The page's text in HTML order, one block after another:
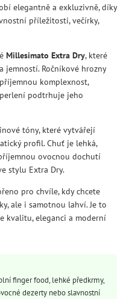
elegantně a exkluzivně, díky
příležitosti, večírky,
Millesimato Extra Dry, které
jemností. Ročníkové hrozny
komplexnost,
podtrhuje jeho
tóny, které vytvářejí
profil. Chuť je lehká,
ovocnou dochutí
stylu Extra Dry.
pro chvíle, kdy chcete
ale i samotnou lahví. Je to
kvalitu, eleganci a moderní
finger food, lehké předkrmy,
dezerty nebo slavnostní